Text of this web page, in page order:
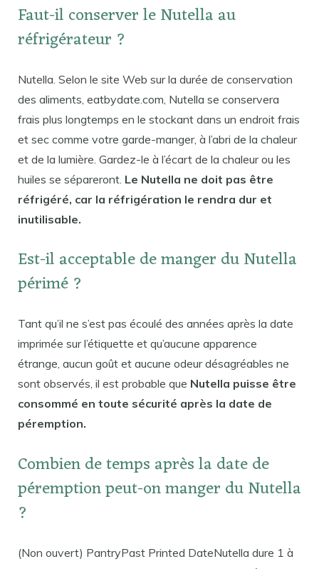
Faut-il conserver le Nutella au
réfrigérateur ?
Nutella. Selon le site Web sur la durée de conservation
des aliments, eatbydate.com, Nutella se conservera
frais plus longtemps en le stockant dans un endroit frais
et sec comme votre garde-manger, à l’abri de la chaleur
et de la lumière. Gardez-le à l’écart de la chaleur ou les
huiles se sépareront. Le Nutella ne doit pas être
réfrigéré, car la réfrigération le rendra dur et
inutilisable.
Est-il acceptable de manger du Nutella
périmé ?
Tant qu’il ne s’est pas écoulé des années après la date
imprimée sur l’étiquette et qu’aucune apparence
étrange, aucun goût et aucune odeur désagréables ne
sont observés, il est probable que Nutella puisse être
consommé en toute sécurité après la date de
péremption.
Combien de temps après la date de
péremption peut-on manger du Nutella
?
(Non ouvert) PantryPast Printed DateNutella dure 1 à